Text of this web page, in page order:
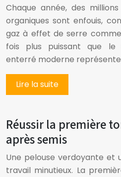
Chaque année, des
organiques sont enfouis,
gaz à effet de serre
fois plus puissant que le
enterré moderne
Lire la suite
Réussir la première
après semis
Une pelouse verdoyante et
travail minutieux. La